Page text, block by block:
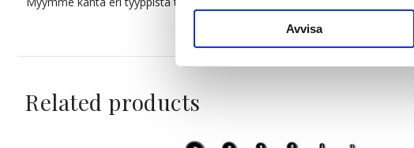
sociala medier och analysera vår
till de sociala medier och annons- och
med annan information som du har
Avvisa
Related products